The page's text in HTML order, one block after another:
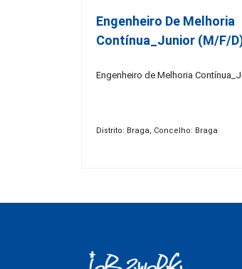
Engenheiro De Melhoria
Contínua_Junior (m/f/
Engenheiro de Melhoria
Distrito: Braga, Concelho: Braga